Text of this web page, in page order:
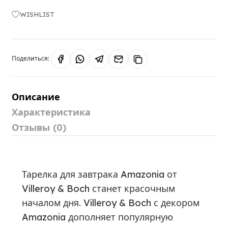
WISHLIST
Поделиться:
Описание
Характеристика
Отзывы (0)
Тарелка для завтрака Amazonia от
Villeroy & Boch станет красочным
началом дня. Villeroy & Boch с декором
Amazonia дополняет популярную